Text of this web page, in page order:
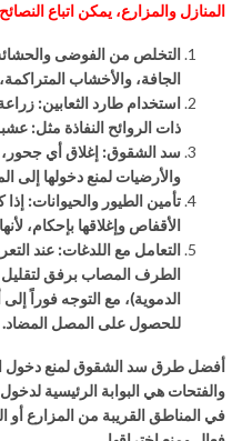
المنازل والمزارع، يمكن اتباع النصائح
التخلص من الفوضى
الجافة، والأخشاب المتراكمة،
استخدام طارد الثعابين:
ذات الروائح النفاذة مثل:
سد الشقوق: إغلاق أي
والأرضيات لمنع دخولها إلى
تأمين الطيور والحيوانات:
الأقفاص وإغلاقها بإحكام،
التعامل مع اللدغات: عند
الطرف المصاب برفق
الدموية)، مع التوجه فوراً
للحصول على المصل المضاد.
أفضل طرق سد الشقوق لمنع دخول
والفتحات هي البوابة الرئيسية
في المناطق القريبة من المزارع